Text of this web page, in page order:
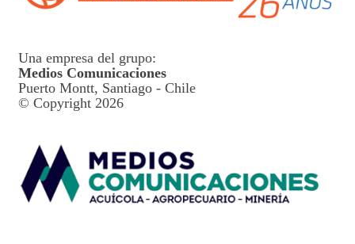
Una empresa del grupo:
Medios Comunicaciones
Puerto Montt, Santiago - Chile
© Copyright 2026